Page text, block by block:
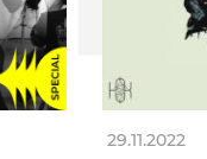
29.11.2022